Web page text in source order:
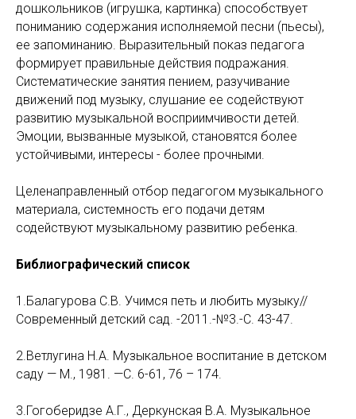
дошкольников (игрушка, картинка) способствует
пониманию содержания исполняемой песни (пьесы),
ее запоминанию. Выразительный показ педагога
формирует правильные действия подражания.
Систематические занятия пением, разучивание
движений под музыку, слушание ее содействуют
развитию музыкальной восприимчивости детей.
Эмоции, вызванные музыкой, становятся более
устойчивыми, интересы - более прочными.
Целенаправленный отбор педагогом музыкального
материала, системность его подачи детям
содействуют музыкальному развитию ребенка.
Библиографический список
1.Балагурова С.В. Учимся петь и любить музыку//
Современный детский сад. -2011.-№3.-С. 43-47.
2.Ветлугина Н.А. Музыкальное воспитание в детском
саду — М., 1981. —С. 6-61, 76 – 174.
3.Гогоберидзе А.Г., Деркунская В.А. Музыкальное